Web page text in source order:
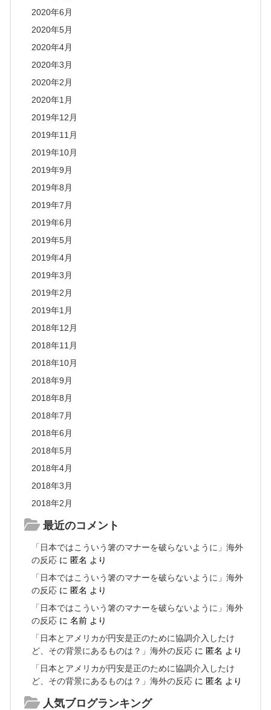
2020年6月
2020年5月
2020年4月
2020年3月
2020年2月
2020年1月
2019年12月
2019年11月
2019年10月
2019年9月
2019年8月
2019年7月
2019年6月
2019年5月
2019年4月
2019年3月
2019年2月
2019年1月
2018年12月
2018年11月
2018年10月
2018年9月
2018年8月
2018年7月
2018年6月
2018年5月
2018年4月
2018年3月
2018年2月
最近のコメント
「日本ではこういう箸のマナーを破らないように」海外
の反応 に匿名 より
「日本ではこういう箸のマナーを破らないように」海外
の反応 に匿名 より
「日本ではこういう箸のマナーを破らないように」海外
の反応 に名前 より
「日本とアメリカが円安是正のために協調介入したけ
ど、その背景にあるものは？」海外の反応 に匿名 より
「日本とアメリカが円安是正のために協調介入したけ
ど、その背景にあるものは？」海外の反応 に匿名 より
人気ブログランキング